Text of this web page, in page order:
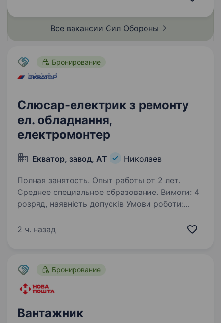
механікою — твої…
Все вакансии Сил Обороны
Бронирование
Слюсар-електрик з ремонту
ел. обладнання,
електромонтер
Екватор, завод, АТ Николаев
Полная занятость. Опыт работы от 2 лет.
Среднее специальное образование. Вимоги: 4
розряд, наявність допусків Умови роботи:
верстатного обладнання, черговий графік
2 ч. назад
Бронирование
Вантажник